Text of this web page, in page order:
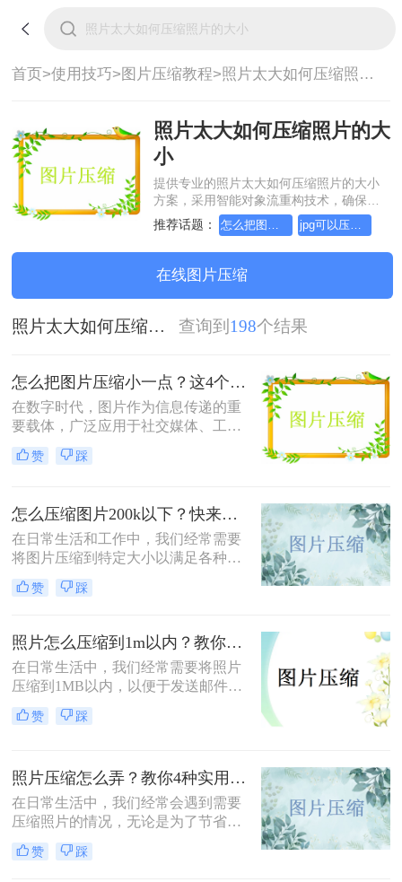
首页>使用技巧>图片压缩教程> 照片太大如何压缩照片的大小
照片太大如何压缩照片的大
小
提供专业的照片太大如何压缩照片的大小
方案，采用智能对象流重构技术，确保文
档1:1高保真还原且排版不乱码。支持一键
批量处理，全链路 SSL 加密保障隐私安
全。助您快速实现照片太大如何压缩照片
的大小，无需安装，高效办公。
推荐话题：
在线图片压缩
照片太大如何压缩照片的大小 查询到 198个结果
怎么把图片压缩小一点？这4个方法都可以！赶紧试试！
在数字时代，图片作为信息传递的重
要载体，广泛应用于社交媒体、工作
文档、在线购物等多个领域。然而，
高清图片往往伴随着庞大的文件体
率。无论是制作PPT、上传电商商品
图，还是发送邮件附件，压缩图片已
成为一项必备技能。那么怎么把图片
压缩小一点呢？本文从压缩效果、操
作难度、处理速度、隐私安全四个维
实际需求快速做出选择。
赞 踩
怎么压缩图片200k以下？快来试试这4种压缩方法!！
在日常生活和工作中，我们经常需要
将图片压缩到特定大小以满足各种需
求，比如上传至社交媒体、发送电子
邮件或存储到移动设备中。那么怎么
种将图片压缩到200K以下的实用方
法。
赞 踩
照片怎么压缩到1m以内？教你三招压缩照片！
在日常生活中，我们经常需要将照片
压缩到1MB以内，以便于发送邮件、
上传到社交媒体或满足特定平台的要
求。那么照片怎么压缩到1m以内呢？
赞 踩
照片压缩怎么弄？教你4种实用方法！
在日常生活中，我们经常会遇到需要
压缩照片的情况，无论是为了节省存
储空间，还是为了加快图片上传和下
载的速度。那么照片压缩怎么弄呢？
赞 踩